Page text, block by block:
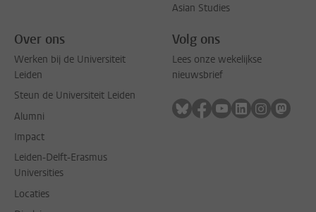
Asian Studies
Over ons
Werken bij de Universiteit
Leiden
Steun de Universiteit Leiden
Alumni
Impact
Leiden-Delft-Erasmus
Universities
Locaties
Volg ons
Lees onze wekelijkse
nieuwsbrief
Volg ons op bluesky
Volg ons op facebook
Volg ons op
Volg ons op
Volg ons
Volg